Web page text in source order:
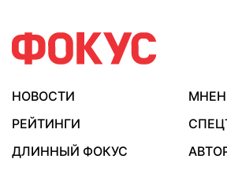
НОВОСТИ
РЕЙТИНГИ
ДЛИННЫЙ ФОКУС